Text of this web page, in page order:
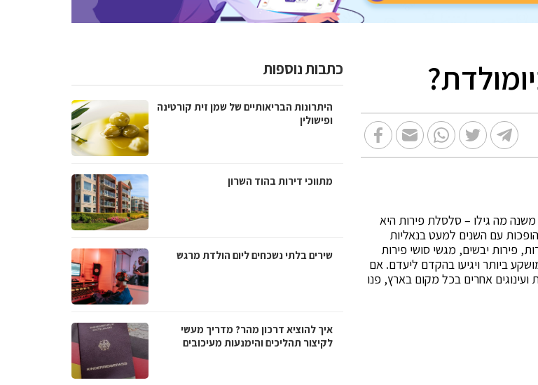
מה גילו – סלסלת פירות היא
עם השנים למעט בנאליות
פירות יבשים, מגשי סושי פירות
ביותר ויגיעו בהקדם ליעדם. אם
ועינוגים אחרים בכל מקום בארץ, פנו
כתבות נוספות
היתרונות הבריאותיים של שמן זית קורטינה
ופישולין
מתווכי דירות בהוד השרון
שירים בלתי נשכחים ליום הולדת מרגש
איך להוציא דרכון מהר? מדריך מעשי
לקיצור תהליכים והימנעות מעיכובים